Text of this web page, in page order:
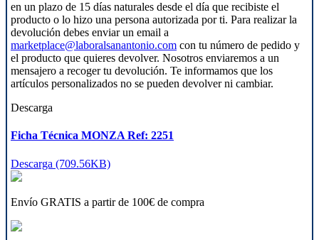
en un plazo de 15 días naturales desde el día que recibiste el
producto o lo hizo una persona autorizada por ti. Para realizar la
devolución debes enviar un email a
marketplace@laboralsanantonio.com con tu número de pedido y
el producto que quieres devolver. Nosotros enviaremos a un
mensajero a recoger tu devolución. Te informamos que los
artículos personalizados no se pueden devolver ni cambiar.
Descarga
Ficha Técnica MONZA Ref: 2251
Descarga (709.56KB)
Envío GRATIS a partir de 100€ de compra